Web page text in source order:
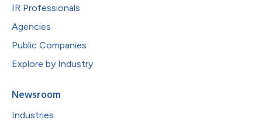
IR Professionals
Agencies
Public Companies
Explore by Industry
Newsroom
Industries